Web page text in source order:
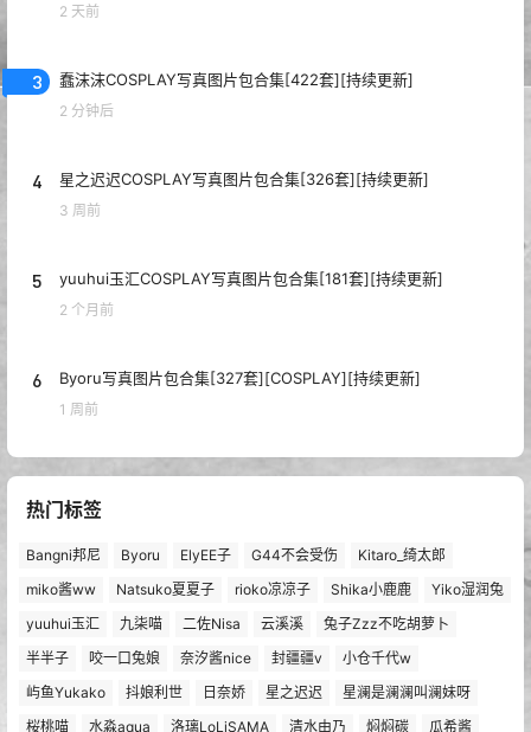
2 天前
3 蠢沫沫COSPLAY写真图片包合集[422套][持续更新]
2 分钟后
4 星之迟迟COSPLAY写真图片包合集[326套][持续更新]
3 周前
5 yuuhui玉汇COSPLAY写真图片包合集[181套][持续更新]
2 个月前
6 Byoru写真图片包合集[327套][COSPLAY][持续更新]
1 周前
热门标签
Bangni邦尼 Byoru ElyEE子 G44不会受伤
Kitaro_绮太郎
miko酱ww
Natsuko夏夏子 rioko凉凉子 Shika小鹿鹿
Yiko湿润兔
yuuhui玉汇
九柒喵 二佐Nisa 云溪溪
兔子Zzz不吃胡萝卜
半半子
咬一口兔娘 奈汐酱nice 封疆疆v
小仓千代w
屿鱼Yukako
抖娘利世 日奈娇 星之迟迟
星澜是澜澜叫澜妹呀
桜桃喵
水淼aqua 洛璃LoLiSAMA 清水由乃 焖焖碳 瓜希酱